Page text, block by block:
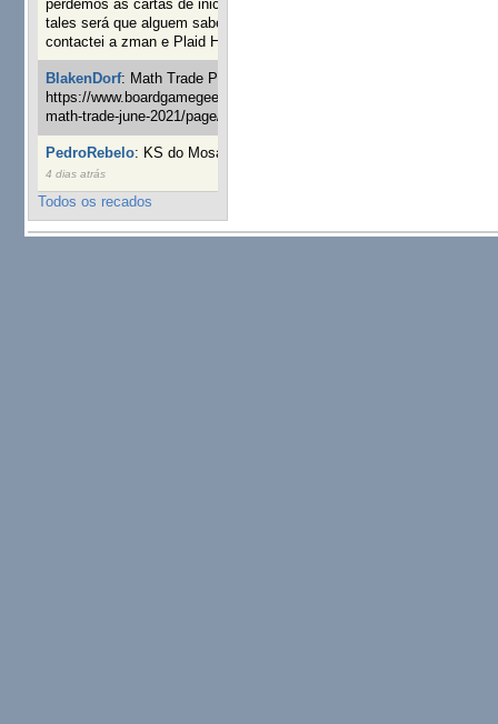
perdemos as cartas de iniciaticva da expanção downood
tales será que alguem sabe onde adquirir as cartas já
contactei a zman e Plaid Hat e nada
BlakenDorf: Math Trade Portuguesa a decorrer. Aqui:
https://www.boardgamegeek.com/geeklist/286035/portugal-
math-trade-june-2021/page/1
PedroRebelo: KS do Mosaic em 10 minutos :)
4 dias atrás
Todos os recados